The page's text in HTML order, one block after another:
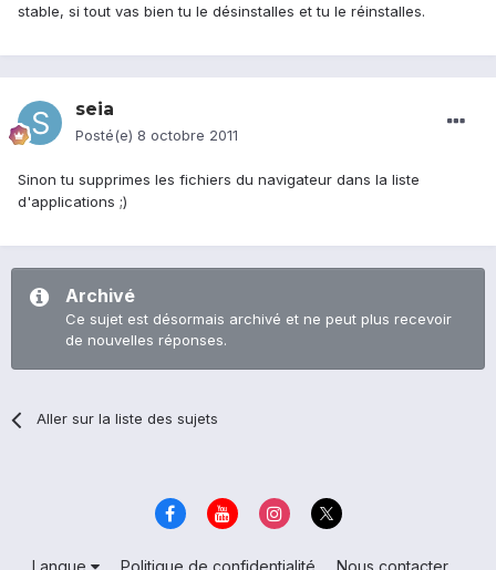
stable, si tout vas bien tu le désinstalles et tu le réinstalles.
seia
Posté(e) 8 octobre 2011
Sinon tu supprimes les fichiers du navigateur dans la liste
d'applications ;)
Archivé
Ce sujet est désormais archivé et ne peut plus recevoir
de nouvelles réponses.
Aller sur la liste des sujets
Langue Politique de confidentialité Nous contacter